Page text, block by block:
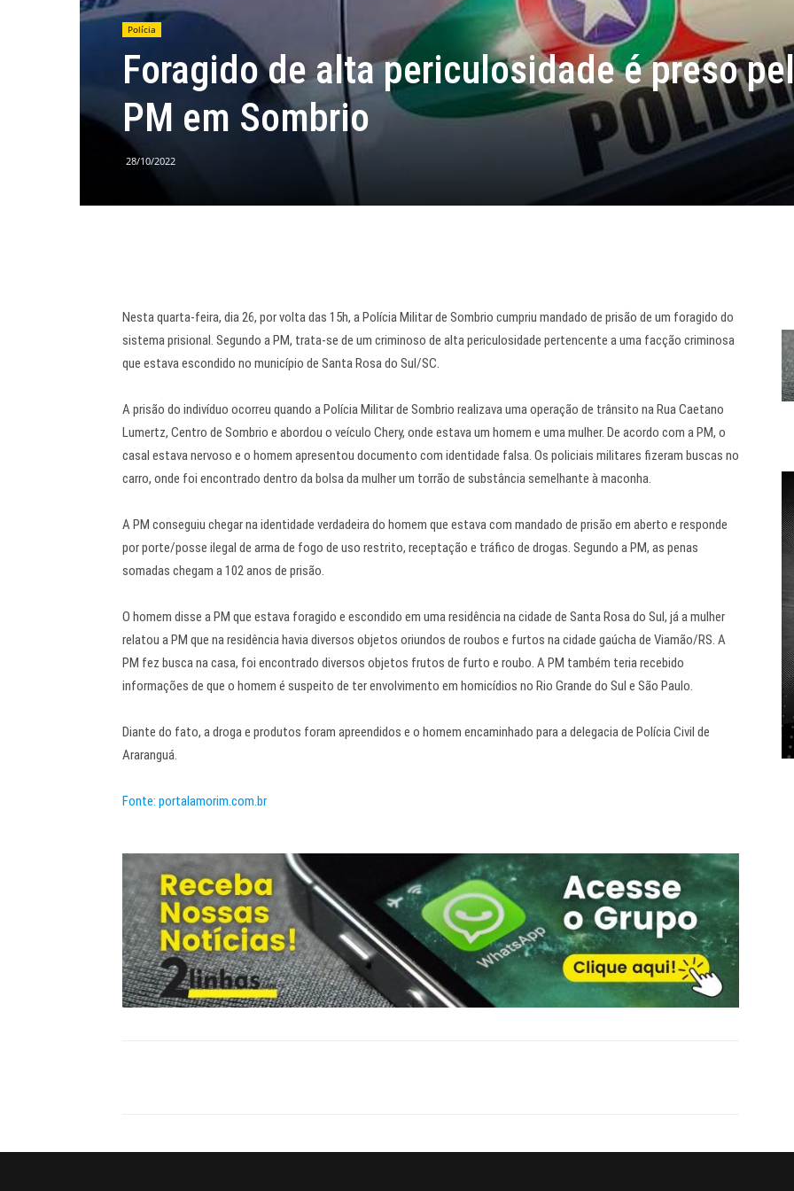
Polícia
Foragido de alta periculosidade é preso
PM em Sombrio
28/10/2022
Nesta quarta-feira, dia 26, por volta das 15h, a Polícia Militar de Sombrio cumpriu mandado de prisão de um foragido do
sistema prisional. Segundo a PM, trata-se de um criminoso de alta periculosidade pertencente a uma facção criminosa
que estava escondido no município de Santa Rosa do Sul/SC.
A prisão do indivíduo ocorreu quando a Polícia Militar de Sombrio realizava uma operação de trânsito na Rua Caetano
Lumertz, Centro de Sombrio e abordou o veículo Chery, onde estava um homem e uma mulher. De acordo com a PM, o
casal estava nervoso e o homem apresentou documento com identidade falsa. Os policiais militares fizeram buscas no
carro, onde foi encontrado dentro da bolsa da mulher um torrão de substância semelhante à maconha.
A PM conseguiu chegar na identidade verdadeira do homem que estava com mandado de prisão em aberto e responde
por porte/posse ilegal de arma de fogo de uso restrito, receptação e tráfico de drogas. Segundo a PM, as penas
somadas chegam a 102 anos de prisão.
O homem disse a PM que estava foragido e escondido em uma residência na cidade de Santa Rosa do Sul, já a mulher
relatou a PM que na residência havia diversos objetos oriundos de roubos e furtos na cidade gaúcha de Viamão/RS. A
PM fez busca na casa, foi encontrado diversos objetos frutos de furto e roubo. A PM também teria recebido
informações de que o homem é suspeito de ter envolvimento em homicídios no Rio Grande do Sul e São Paulo.
Diante do fato, a droga e produtos foram apreendidos e o homem encaminhado para a delegacia de Polícia Civil de
Araranguá.
Fonte: portalamorim.com.br